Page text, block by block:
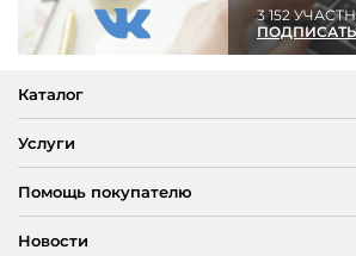
3 152
Каталог
Услуги
Помощь покупателю
Новости